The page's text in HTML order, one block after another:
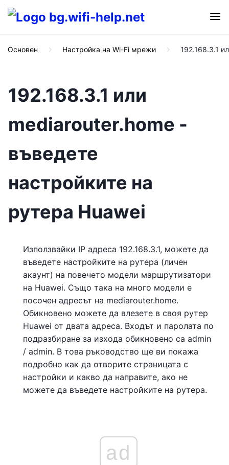
Основен Настройка на Wi-Fi мрежи 192.168.3.1
192.168.3.1 или
mediarouter.home -
въведете
настройките на
рутера Huawei
Използвайки IP адреса 192.168.3.1, можете да
въведете настройките на рутера (личен
акаунт) на повечето модели маршрутизатори
на Huawei. Също така на много модели е
посочен адресът на mediarouter.home.
Обикновено можете да влезете в своя рутер
Huawei от двата адреса. Входът и паролата по
подразбиране за изхода обикновено са admin
/ admin. В това ръководство ще ви покажа
подробно как да отворите страницата с
настройки и какво да направите, ако не
можете да въведете настройките на рутера.
ad